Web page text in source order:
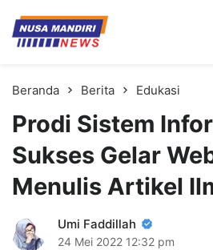
Kampus Digital
Universitas Nusa Mandiri
Beranda Berita Edukasi
Prodi Sistem
Sukses Gelar
Menulis Artikel
Umi Faddillah
24 Mei 2022 12:32 pm